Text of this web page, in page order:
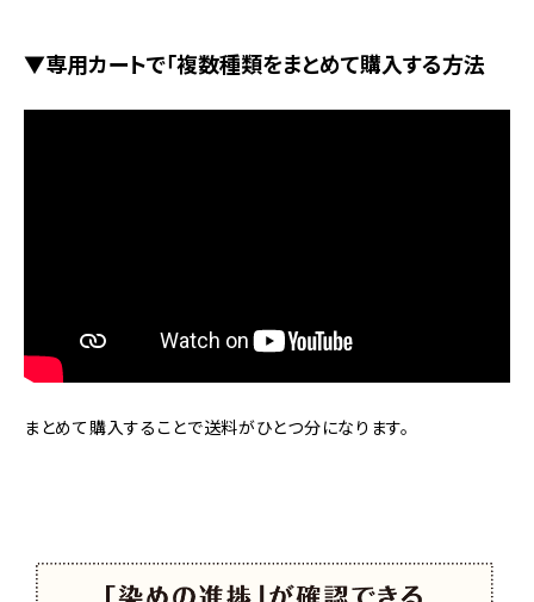
▼専用カートで「複数種類をまとめて購入する方法
まとめて購入することで送料がひとつ分になります。